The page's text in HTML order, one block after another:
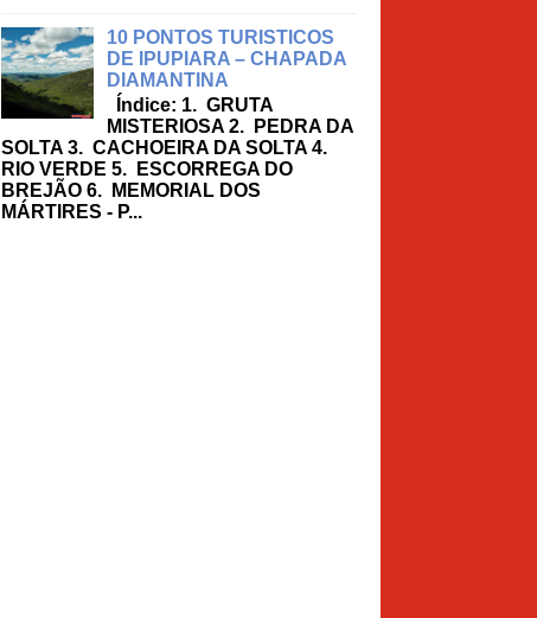
10 PONTOS TURISTICOS
DE IPUPIARA – CHAPADA
DIAMANTINA
Índice: 1. GRUTA
MISTERIOSA 2. PEDRA DA
SOLTA 3. CACHOEIRA DA SOLTA 4.
RIO VERDE 5. ESCORREGA DO
BREJÃO 6. MEMORIAL DOS
MÁRTIRES - P...